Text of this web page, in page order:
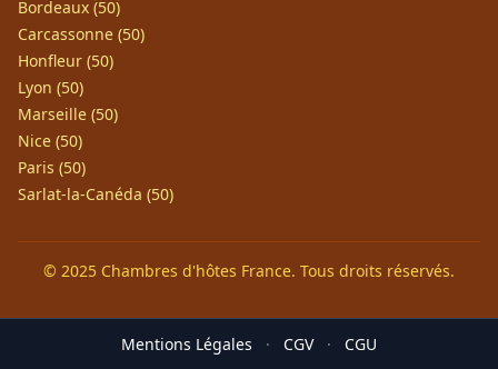
Bordeaux (50)
Carcassonne (50)
Honfleur (50)
Lyon (50)
Marseille (50)
Nice (50)
Paris (50)
Sarlat-la-Canéda (50)
© 2025 Chambres d'hôtes France. Tous droits réservés.
Mentions Légales · CGV · CGU